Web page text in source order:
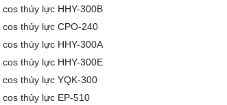
cos thủy lực HHY-300B
cos thủy lực CPO-240
cos thủy lực HHY-300A
cos thủy lực HHY-300E
cos thủy lực YQK-300
cos thủy lực EP-510